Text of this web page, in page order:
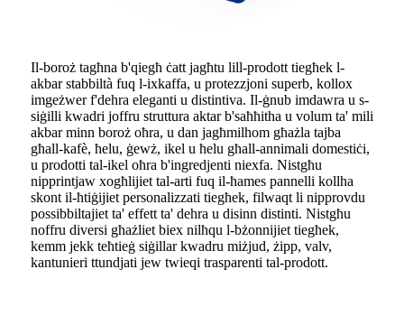
Il-boroż tagħna b'qiegħ ċatt jagħtu lill-prodott tiegħek l-
akbar stabbiltà fuq l-ixkaffa, u protezzjoni superb, kollox
imgeżwer f'dehra eleganti u distintiva. Il-ġnub imdawra u s-
siġilli kwadri joffru struttura aktar b'saħħitha u volum ta' mili
akbar minn boroż oħra, u dan jagħmilhom għażla tajba
għall-kafè, ħelu, ġewż, ikel u ħelu għall-annimali domestiċi,
u prodotti tal-ikel oħra b'ingredjenti niexfa. Nistgħu
nipprintjaw xogħlijiet tal-arti fuq il-ħames pannelli kollha
skont il-ħtiġijiet personalizzati tiegħek, filwaqt li nipprovdu
possibbiltajiet ta' effett ta' dehra u disinn distinti. Nistgħu
noffru diversi għażliet biex nilħqu l-bżonnijiet tiegħek,
kemm jekk teħtieġ siġillar kwadru miżjud, żipp, valv,
kantunieri ttundjati jew twieqi trasparenti tal-prodott.